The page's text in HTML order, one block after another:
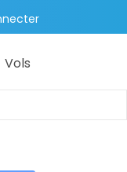
Vols